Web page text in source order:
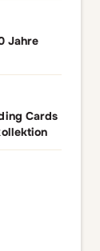
Jahre
Cards